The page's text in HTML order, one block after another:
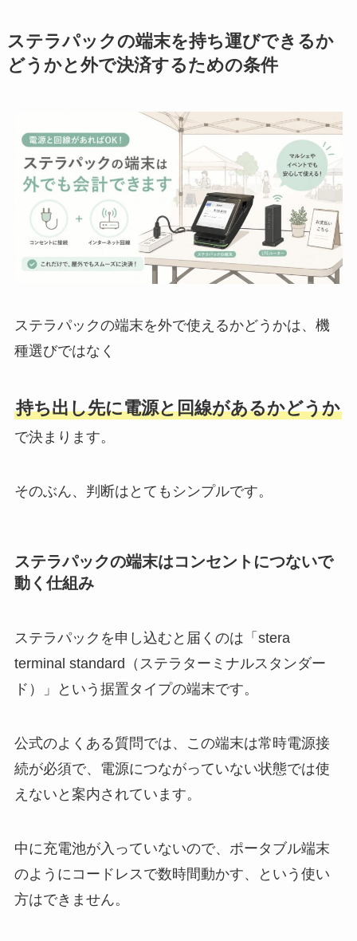
ステラパックの端末を持ち運びできるか
どうかと外で決済するための条件
ステラパックの端末を外で使えるかどうかは、機
種選びではなく
持ち出し先に電源と回線があるかどうか
で決まります。
そのぶん、判断はとてもシンプルです。
ステラパックの端末はコンセントにつないで
動く仕組み
ステラパックを申し込むと届くのは「stera
terminal standard（ステラターミナルスタンダー
ド）」という据置タイプの端末です。
公式のよくある質問では、この端末は常時電源接
続が必須で、電源につながっていない状態では使
えないと案内されています。
中に充電池が入っていないので、ポータブル端末
のようにコードレスで数時間動かす、という使い
方はできません。